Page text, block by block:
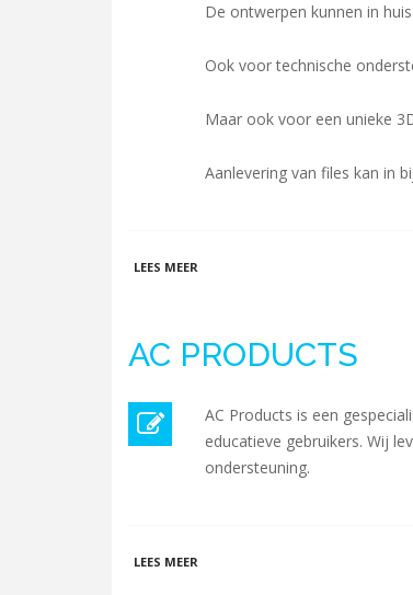
De ontwerpen kunnen in
Ook voor technische
Maar ook voor een unieke
Aanlevering van files kan in
LEES MEER
AC PRODUCTS
AC Products is een
educatieve gebruikers. Wij
ondersteuning.
LEES MEER